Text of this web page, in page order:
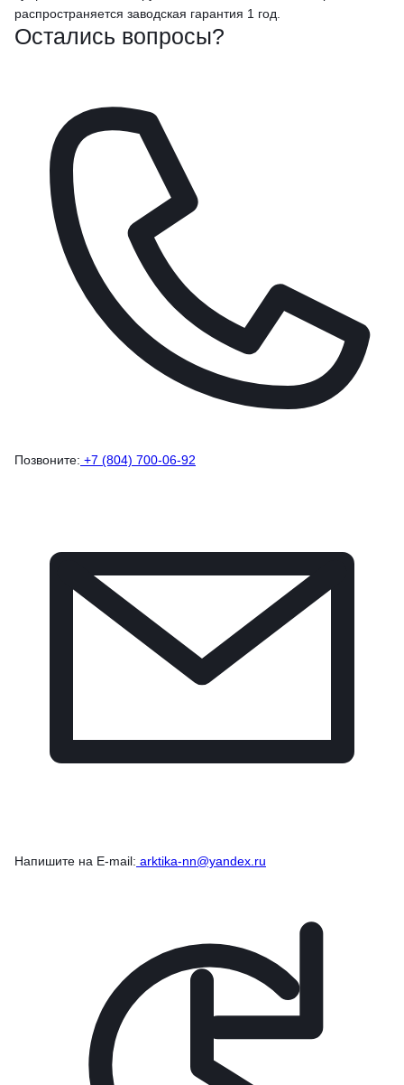
распространяется заводская гарантия 1 год.
Остались вопросы?
Позвоните: +7 (804) 700-06-92
Напишите на E-mail: arktika-nn@yandex.ru